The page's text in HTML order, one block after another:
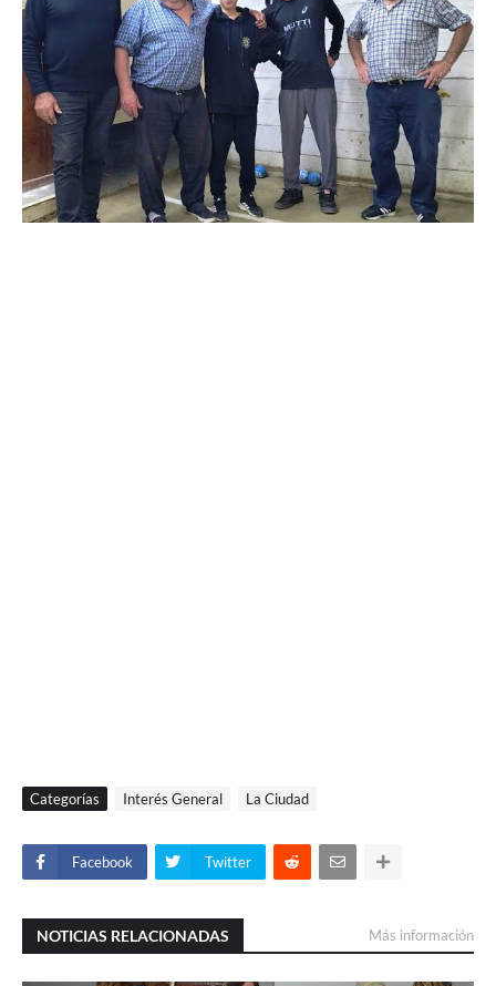
Categorías Interés General La Ciudad
Facebook Twitter
NOTICIAS RELACIONADAS Más información